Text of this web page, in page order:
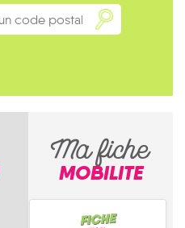
Ma fiche
MOBILITE